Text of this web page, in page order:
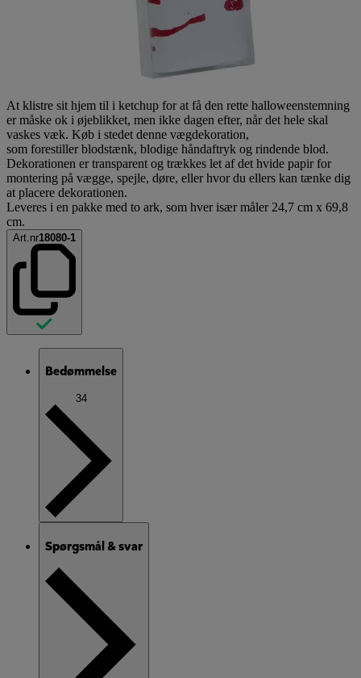
At klistre sit hjem til i ketchup for at få den rette halloweenstemning
er måske ok i øjeblikket, men ikke dagen efter, når det hele skal
vaskes væk. Køb i stedet denne vægdekoration,
som forestiller blodstænk, blodige håndaftryk og rindende blod.
Dekorationen er transparent og trækkes let af det hvide papir for
montering på vægge, spejle, døre, eller hvor du ellers kan tænke dig
at placere dekorationen.
Leveres i en pakke med to ark, som hver især måler 24,7 cm x 69,8
cm.
Art.nr18080-1
Bedømmelse
34
Spørgsmål & svar